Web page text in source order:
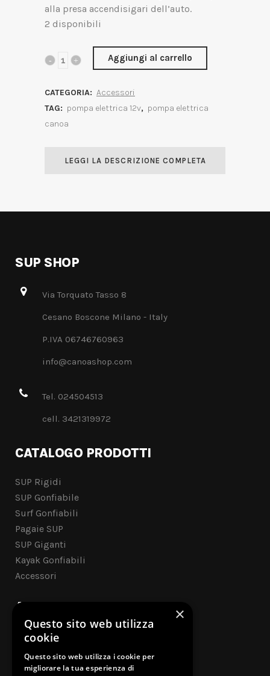
alla presa accendisigari dell’auto.
2 disponibili
Aggiungi al carrello
CATEGORIA: Accessori
TAG: pompa elettrica 12v, pompa elettrica
canoa
LEGGI LA DESCRIZIONE COMPLETA
SUP SHOP
Via Torquato Tasso 8
Cesano Boscone Milano - Italy
P.IVA 06746760963
info@canoashop.com
Tel. 024504513
cell. 3421319972
CATALOGO PRODOTTI
SUP Rigidi
SUP Gonfiabile
Surf Gonfiabili
Pagaie SUP
SUP Giganti
Kayak Gonfiabili
Accessori
ASSISTENZA CLIENTI
Contatti
Cookie Policy
×
Questo sito web utilizza
cookie
Questo sito web utilizza i cookie per
migliorare la tua esperienza di